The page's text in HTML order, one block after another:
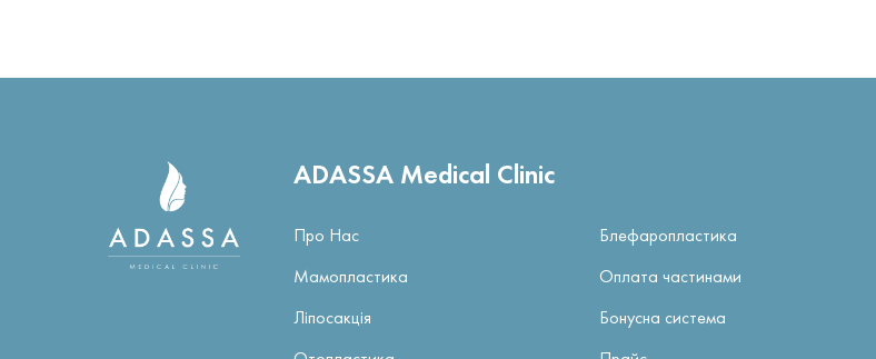
ADASSA Medical Clinic
Про Нас Блефаропластика
Мамопластика Оплата частинами
Ліпосакція Бонусна система